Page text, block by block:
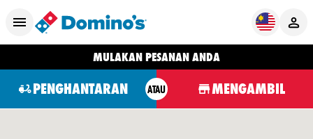
MULAKAN PESANAN ANDA
PENGHANTARAN ATAU MENGAMBIL